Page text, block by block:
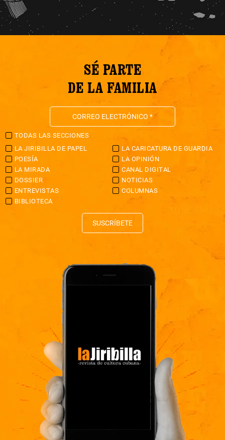
SÉ PARTE
DE LA FAMILIA
TODAS LAS SECCIONES
LA JIRIBILLA DE PAPEL
LA CARICATURA DE GUARDIA
POESÍA
LA OPINIÓN
LA MIRADA
CANAL DIGITAL
DOSSIER
NOTICIAS
ENTREVISTAS
COLUMNAS
BIBLIOTECA
SUSCRÍBETE